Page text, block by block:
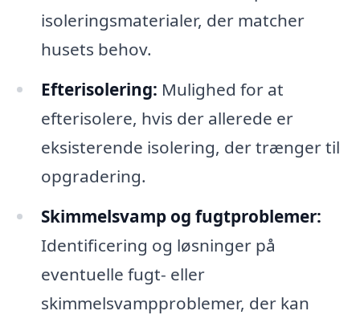
isoleringsmaterialer, der matcher
husets behov.
Efterisolering: Mulighed for at
efterisolere, hvis der allerede er
eksisterende isolering, der trænger til
opgradering.
Skimmelsvamp og fugtproblemer:
Identificering og løsninger på
eventuelle fugt- eller
skimmelsvampproblemer, der kan